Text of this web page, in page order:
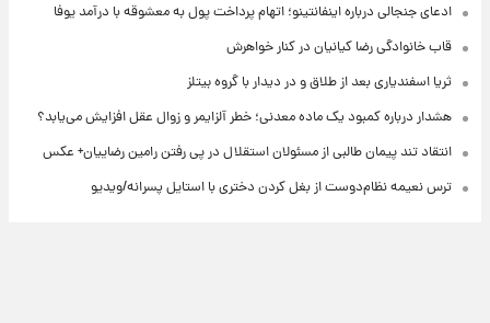
ادعای جنجالی درباره اینفانتینو؛ اتهام پرداخت پول به معشوقه با درآمد یوفا
قاب خانوادگی رضا کیانیان در کنار خواهرش
ثریا اسفندیاری بعد از طلاق و در دیدار با گروه بیتلز
هشدار درباره کمبود یک ماده معدنی؛ خطر آلزایمر و زوال عقل افزایش می‌یابد؟
انتقاد تند پیمان طالبی از مسئولان استقلال در پی رفتن رامین رضاییان+ عکس
ترس نعیمه نظام‌دوست از بغل کردن دختری با استایل پسرانه/ویدیو